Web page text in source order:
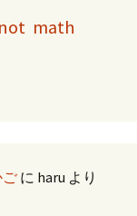
math
に haru より